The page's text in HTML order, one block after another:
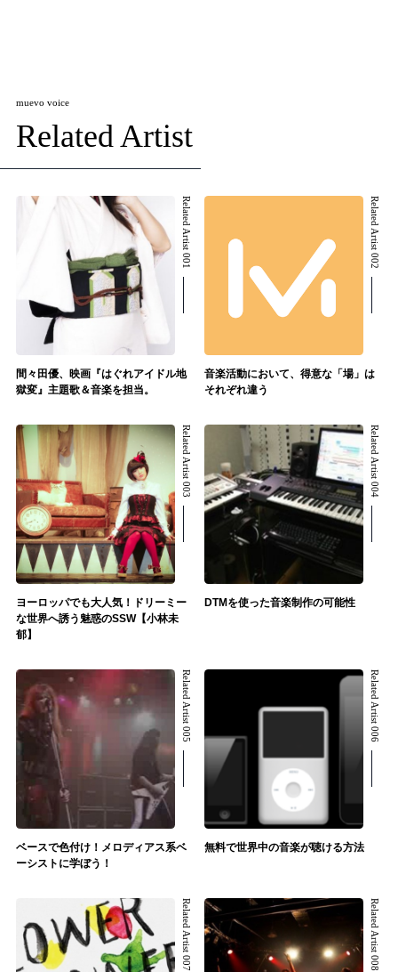
muevo voice
Related Artist
Related Artist 001
間々田優、映画『はぐれアイドル地
獄変』主題歌＆音楽を担当。
Related Artist 002
音楽活動において、得意な「場」は
それぞれ違う
Related Artist 003
ヨーロッパでも大人気！ドリーミー
な世界へ誘う魅惑のSSW【小林未
郁】
Related Artist 004
DTMを使った音楽制作の可能性
Related Artist 005
ベースで色付け！メロディアス系ベ
ーシストに学ぼう！
Related Artist 006
無料で世界中の音楽が聴ける方法
Related Artist 007 Related Artist 008